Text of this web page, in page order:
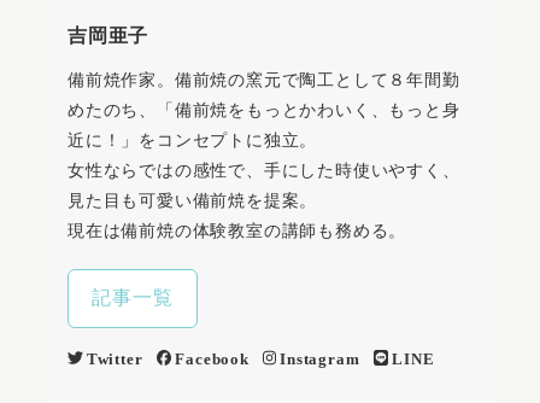
吉岡亜子
備前焼作家。備前焼の窯元で陶工として８年間勤
めたのち、「備前焼をもっとかわいく、もっと身
近に！」をコンセプトに独立。
女性ならではの感性で、手にした時使いやすく、
見た目も可愛い備前焼を提案。
現在は備前焼の体験教室の講師も務める。
記事一覧
Twitter Facebook Instagram LINE